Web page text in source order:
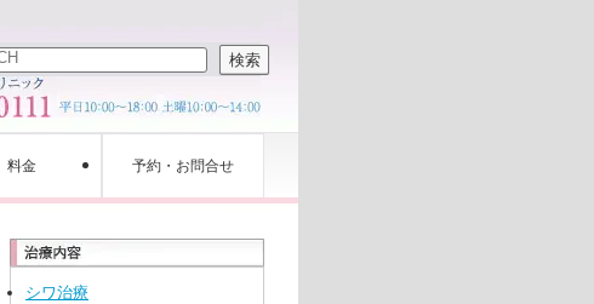
料金 予約・お問合せ
検索
シワ治療